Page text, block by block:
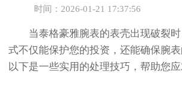
时间：2026-01-21 17:37:56
当泰格豪雅腕表的表壳出现破裂时
式不仅能保护您的投资，还能确保腕表
以下是一些实用的处理技巧，帮助您应